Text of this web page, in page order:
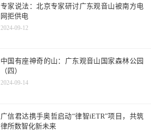
专家说法：北京专家研讨广东观音山被南方电
网拒供电
2024-09-12
中国有座神奇的山：广东观音山国家森林公园
（四）
2024-09-14
广信君达携手奥哲启动“律智iETR”项目，共筑
律所数智化新未来